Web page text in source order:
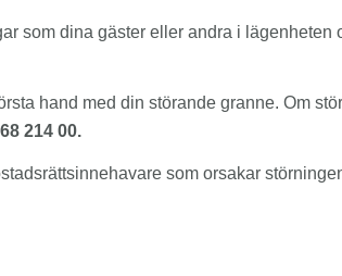
som dina gäster eller andra i
hand med din störande granne. Om
214 00.
som orsakar